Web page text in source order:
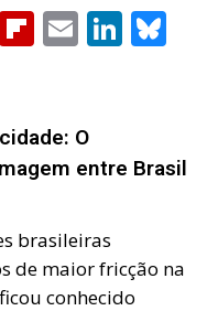
T
u
Fli
p
o
ar
E
m
Li
n
n
O
entre Brasil
brasileiras
de maior fricção na
conhecido